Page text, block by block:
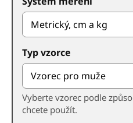
Typ vzorce
Vyberte vzorec podle
chcete použít.